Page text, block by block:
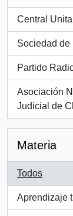
Central
, 1 resultados
Sociedad de
, 1 resultados
Partido
, 1 resultados
Asociación
Judicial de
, 1 resultados
Materia
Todos
Aprendizaje
, 6 resultados